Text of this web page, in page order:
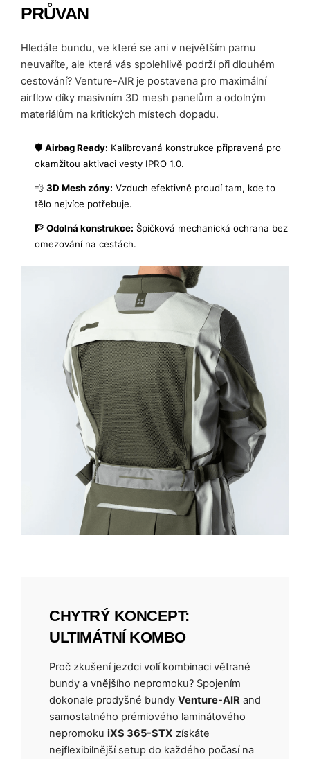
PRŮVAN
Hledáte bundu, ve které se ani v největším parnu
neuvaříte, ale která vás spolehlivě podrží při dlouhém
cestování? Venture-AIR je postavena pro maximální
airflow díky masivním 3D mesh panelům a odolným
materiálům na kritických místech dopadu.
🛡️ Airbag Ready: Kalibrovaná konstrukce připravená pro
okamžitou aktivaci vesty IPRO 1.0.
💨 3D Mesh zóny: Vzduch efektivně proudí tam, kde to
tělo nejvíce potřebuje.
🧗 Odolná konstrukce: Špičková mechanická ochrana bez
omezování na cestách.
CHYTRÝ KONCEPT:
ULTIMÁTNÍ KOMBO
Proč zkušení jezdci volí kombinaci větrané
bundy a vnějšího nepromoku? Spojením
dokonale prodyšné bundy Venture-AIR and
samostatného prémiového laminátového
nepromoku iXS 365-STX získáte
nejflexibilnější setup do každého počasí na